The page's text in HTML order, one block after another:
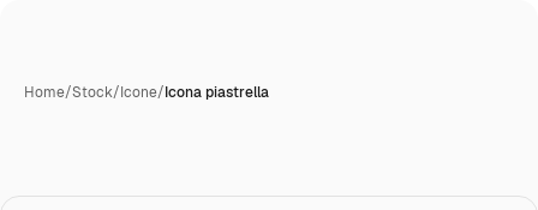
Home/Stock/Icone/Icona piastrella